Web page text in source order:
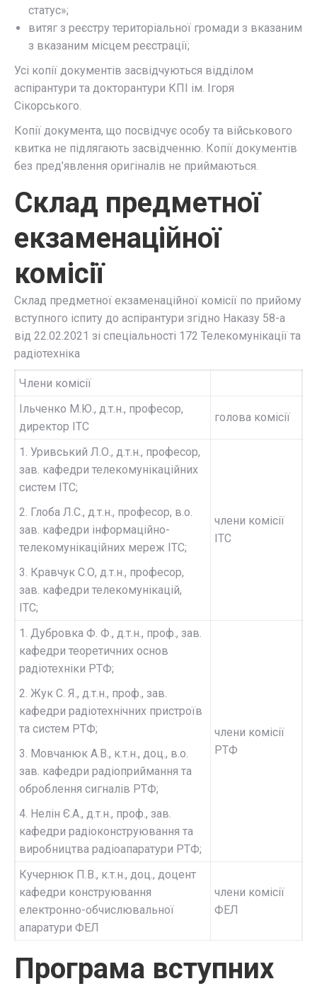
статус»;
витяг з реєстру територіальної громади з вказаним
з вказаним місцем реєстрації;
Усі копії документів засвідчуються відділом
аспірантури та докторантури КПІ ім. Ігоря
Сікорського.
Копії документа, що посвідчує особу та військового
квитка не підлягають засвідченню. Копії документів
без пред’явлення оригіналів не приймаються.
Склад предметної
екзаменаційної
комісії
Склад предметної екзаменаційної комісії по прийому
вступного іспиту до аспірантури згідно Наказу 58-а
від 22.02.2021 зі спеціальності 172 Телекомунікації та
радіотехніка
Члени комісії
Ільченко М.Ю., д.т.н., професор,
директор ІТС
голова комісії
1. Уривський Л.О., д.т.н., професор,
зав. кафедри телекомунікаційних
систем ІТС;
2. Глоба Л.С., д.т.н., професор, в.о.
зав. кафедри інформаційно-
телекомунікаційних мереж ІТС;
3. Кравчук С.О, д.т.н., професор,
зав. кафедри телекомунікацій,
ІТС;
члени комісії
ІТС
1. Дубровка Ф. Ф., д.т.н., проф., зав.
кафедри теоретичних основ
радіотехніки РТФ;
2. Жук С. Я., д.т.н., проф., зав.
кафедри радіотехнічних пристроїв
та систем РТФ;
3. Мовчанюк А.В., к.т.н., доц., в.о.
зав. кафедри радіоприймання та
оброблення сигналів РТФ;
4. Нелін Є.А., д.т.н., проф., зав.
кафедри радіоконструювання та
виробництва радіоапаратури РТФ;
члени комісії
РТФ
Кучернюк П.В., к.т.н., доц., доцент
кафедри конструювання
електронно-обчислювальної
апаратури ФЕЛ
члени комісії
ФЕЛ
Програма вступних